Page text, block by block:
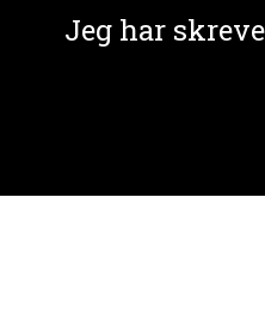
Jeg har